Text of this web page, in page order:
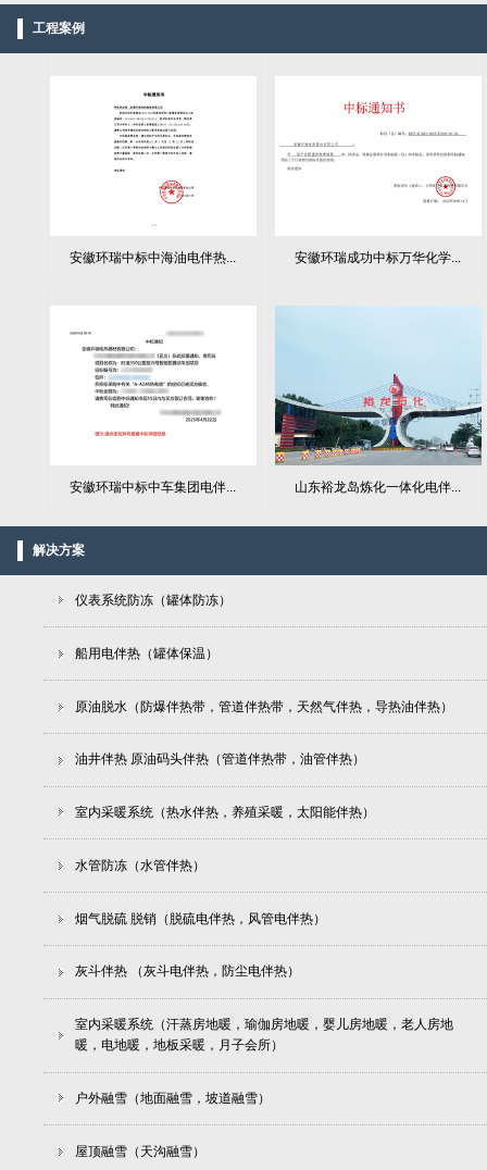
工程案例
安徽环瑞中标中海油电伴热... 安徽环瑞成功中标万华化学...
安徽环瑞中标中车集团电伴... 山东裕龙岛炼化一体化电伴...
解决方案
仪表系统防冻（罐体防冻）
船用电伴热（罐体保温）
原油脱水（防爆伴热带，管道伴热带，天然气伴热，导热油伴热）
油井伴热 原油码头伴热（管道伴热带，油管伴热）
室内采暖系统（热水伴热，养殖采暖，太阳能伴热）
水管防冻（水管伴热）
烟气脱硫 脱销（脱硫电伴热，风管电伴热）
灰斗伴热 （灰斗电伴热，防尘电伴热）
室内采暖系统（汗蒸房地暖，瑜伽房地暖，婴儿房地暖，老人房地
暖，电地暖，地板采暖，月子会所）
户外融雪（地面融雪，坡道融雪）
屋顶融雪（天沟融雪）